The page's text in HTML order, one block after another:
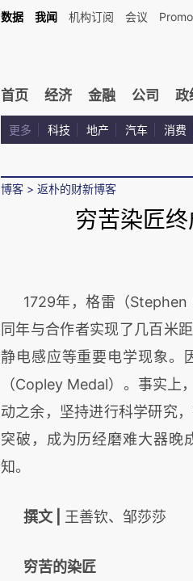
数据 我闻 机构订阅 会议
首页 经济 金融 公司 政
更多 科技 地产 汽车 消费
博客 > 返朴的财新博客
穷苦染匠
1729年，格雷（
同年与合作者实现了几百米
静电感应等重要电学现象。
（Copley Medal）。事实上
动之余，坚持进行科学研究
突破，成为历经磨难大器晚
知。
撰文 | 王善钦、邹莎莎
穷苦的染匠